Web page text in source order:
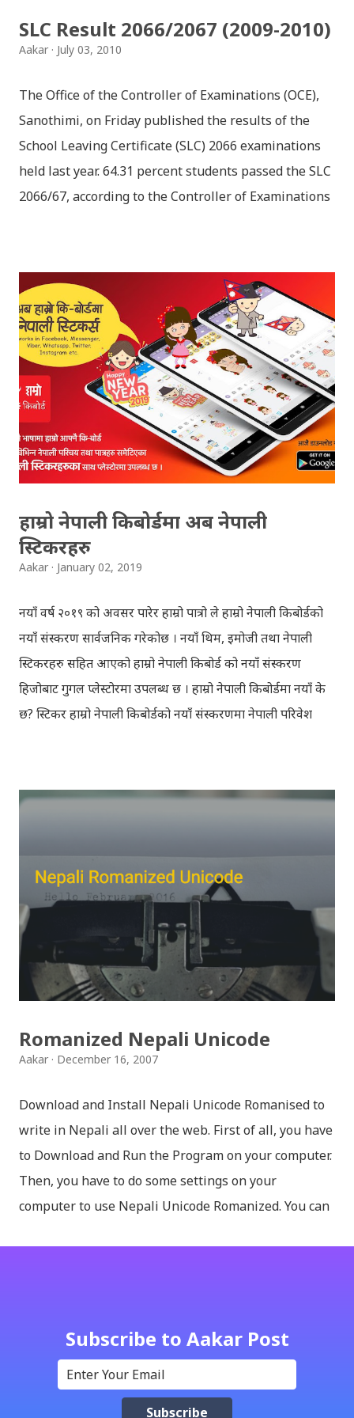
मरेपनि मेरो देश बाँचिराखोस / ma marepan...
SLC Result 2066/2067 (2009-2010)
Aakar July 03, 2010
The Office of the Controller of Examinations (OCE),
Sanothimi, on Friday published the results of the
School Leaving Certificate (SLC) 2066 examinations
held last year. 64.31 percent students passed the SLC
2066/67, according to the Controller of Examinations
Download the file and search your ‘symbol number’.
Congratulations to all, who passed SLC this year. And
if you want to see your results with marks then, you
can follow THT (symbol no. and birth date required).
Download SLC Result 2066/2067 (2009-2010) :
REGULAR: EXEMPTED: Distinction --------------- First
division First division Second Division Second
Division Third Division Third Division Withheld
Withheld ...
हाम्रो नेपाली किबोर्डमा अब नेपाली
स्टिकरहरु
Aakar January 02, 2019
नयाँ वर्ष २०१९ को अवसर पारेर हाम्रो पात्रो ले हाम्रो नेपाली किबोर्डको
नयाँ संस्करण सार्वजनिक गरेकोछ । नयाँ थिम, इमोजी तथा नेपाली
स्टिकरहरु सहित आएको हाम्रो नेपाली किबोर्ड को नयाँ संस्करण
हिजोबाट गुगल प्लेस्टोरमा उपलब्ध छ । हाम्रो नेपाली किबोर्डमा नयाँ के
छ? स्टिकर हाम्रो नेपाली किबोर्डको नयाँ संस्करणमा नेपाली परिवेश
इन्स्टाग्राम आदि जुनसुकै एप्लिकेशनमा पनि प्रयोग गर्न मिल्ने यी नेपाली
मैचासमेत गरी आठ किसिमका स्टिकरहरु समावेश गरिएकोछ । हाम्रो
नेपाली किबोर्डको इमोजी खण्डमा गएर यी स्टिकरहरु प्रयोग गर्न
सकिन्छ । थिम हाम्रो नेपाली किबोर्डको यस संस्करणमा नयाँ किबोर्ड
थिम पनि थपिएको छ । हाम्रो नेपाली किबोर्डको सेटिङमा गएर आफूलाई
मन पर्ने थिम छान्न सकिन्छ । डार्क तथा लाइट गरेर हाललाई दुई
डिजाइनमा किबोर्ड थिम उपलब्ध छ । चलनचल्तिको “ब...
Romanized Nepali Unicode
Aakar December 16, 2007
Download and Install Nepali Unicode Romanised to
write in Nepali all over the web. First of all, you have
to Download and Run the Program on your computer.
Then, you have to do some settings on your
computer to use Nepali Unicode Romanized. You can
Language and Regional settings; Open Regional
Language Options; Go to Language Options & tick on
check box (install files..... Thai, instal....east
Asian...languages): Click apply-it might ask for
Subscribe to Aakar Post